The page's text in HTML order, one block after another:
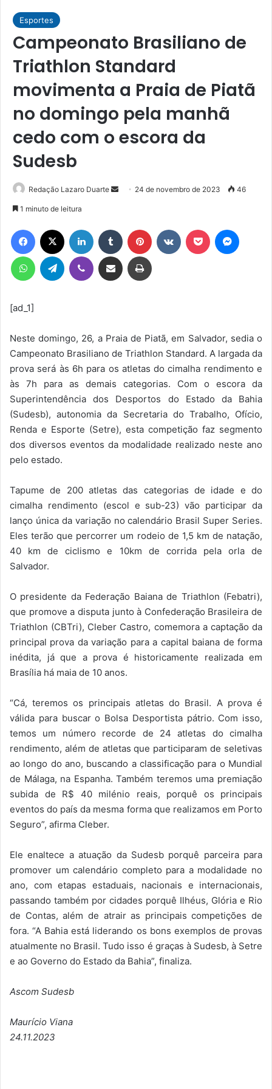
Esportes
Campeonato Brasiliano de
Triathlon Standard
movimenta a Praia de Piatã
no domingo pela manhã
cedo com o escora da
Sudesb
Redação Lazaro Duarte
Mande
mail
24 de novembro de 2023 46
1 minuto de leitura
Facebook Linkedin Tumblr Pinterest Pocket
WhatsAppTelegram Viber Compartilhar via e-mail Imprimir
[ad_1]
Neste domingo, 26, a Praia de Piatã, em Salvador, sedia o
Campeonato Brasiliano de Triathlon Standard. A largada da
prova será às 6h para os atletas do cimalha rendimento e
às 7h para as demais categorias. Com o escora da
Superintendência dos Desportos do Estado da Bahia
(Sudesb), autonomia da Secretaria do Trabalho, Ofício,
Renda e Esporte (Setre), esta competição faz segmento
dos diversos eventos da modalidade realizado neste ano
pelo estado.
Tapume de 200 atletas das categorias de idade e do
cimalha rendimento (escol e sub-23) vão participar da
lanço única da variação no calendário Brasil Super Series.
Eles terão que percorrer um rodeio de 1,5 km de natação,
40 km de ciclismo e 10km de corrida pela orla de
Salvador.
O presidente da Federação Baiana de Triathlon (Febatri),
que promove a disputa junto à Confederação Brasileira de
Triathlon (CBTri), Cleber Castro, comemora a captação da
principal prova da variação para a capital baiana de forma
inédita, já que a prova é historicamente realizada em
Brasília há maia de 10 anos.
“Cá, teremos os principais atletas do Brasil. A prova é
válida para buscar o Bolsa Desportista pátrio. Com isso,
temos um número recorde de 24 atletas do cimalha
rendimento, além de atletas que participaram de seletivas
ao longo do ano, buscando a classificação para o Mundial
de Málaga, na Espanha. Também teremos uma premiação
subida de R$ 40 milénio reais, porquê os principais
eventos do país da mesma forma que realizamos em Porto
Seguro”, afirma Cleber.
Ele enaltece a atuação da Sudesb porquê parceira para
promover um calendário completo para a modalidade no
ano, com etapas estaduais, nacionais e internacionais,
passando também por cidades porquê Ilhéus, Glória e Rio
de Contas, além de atrair as principais competições de
fora. “A Bahia está liderando os bons exemplos de provas
atualmente no Brasil. Tudo isso é graças à Sudesb, à Setre
e ao Governo do Estado da Bahia”, finaliza.
Ascom Sudesb
Maurício Viana
24.11.2023